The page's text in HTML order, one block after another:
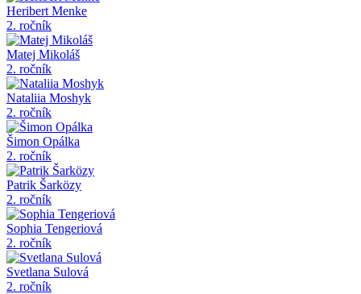
Heribert Menke
2. ročník
Matej Mikoláš
2. ročník
Nataliia Moshyk
2. ročník
Šimon Opálka
2. ročník
Patrik Šarközy
2. ročník
Sophia Tengeriová
2. ročník
Svetlana Sulová
2. ročník